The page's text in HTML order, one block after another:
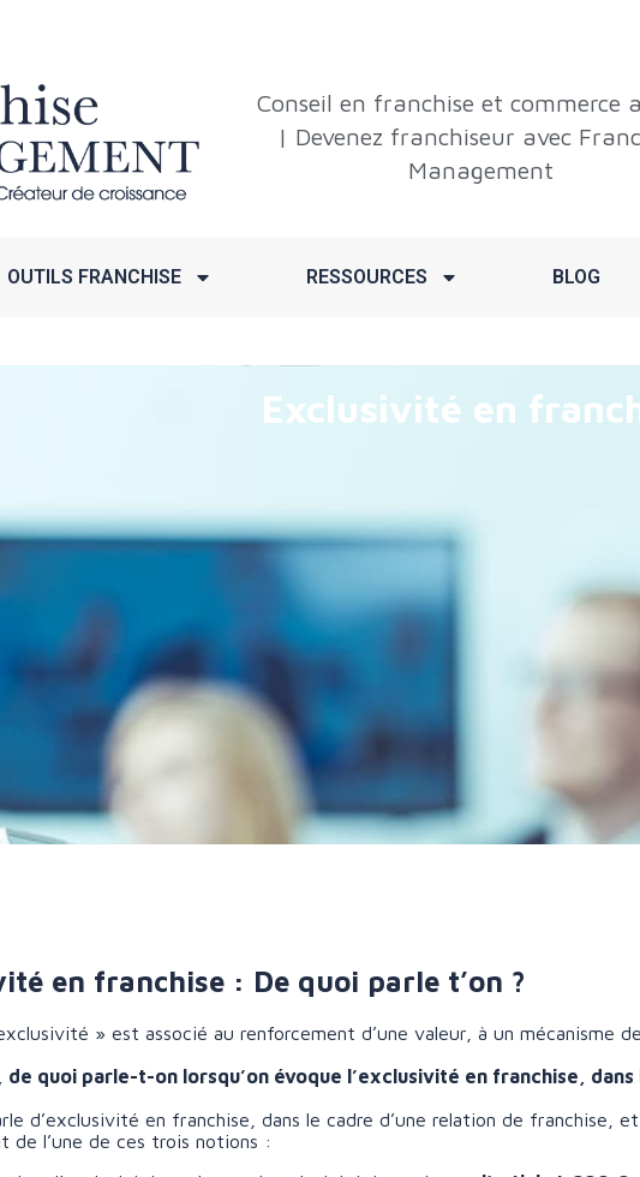
Conseil en franchise et commerce
| Devenez franchiseur avec
Management
OUTILS FRANCHISE RESSOURCES BLOG
Exclusivité en
en franchise : De quoi parle t’on ?
» est associé au renforcement d’une valeur, à un mécanisme
de quoi parle-t-on lorsqu’on évoque l’exclusivité en franchise,
d’exclusivité en franchise, dans le cadre d’une relation de franchise,
de l’une de ces trois notions :